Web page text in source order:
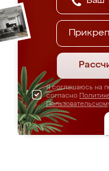
Я соглашаюсь на
согласно